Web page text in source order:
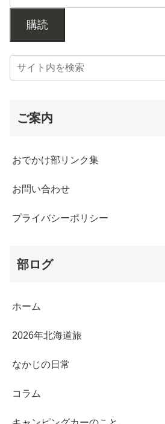
購読
ご案内
おでかけ部リンク集
お問い合わせ
プライバシーポリシー
部ログ
ホーム
2026年北海道旅
なかじの日常
コラム